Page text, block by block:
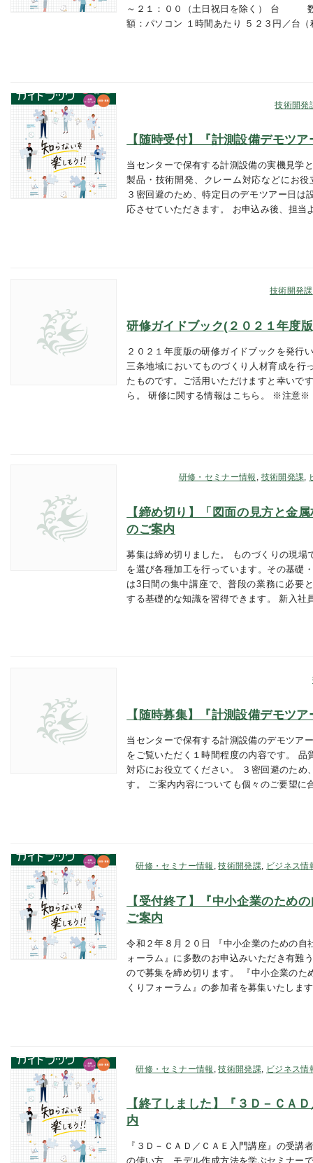
～２１：００（土日祝日を除く） 台 数
額：パソコン １時間あたり ５２３円
技術開発
【随時受付】『計測設備デモツ
当センターで保有する計測設備の実機見学
製品・技術開発、クレーム対応などに
３密回避のため、特定日のデモツアー日は
応させていただきます。 お申込み後、担当
技術開発課
研修ガイドブック(２０２１年度
２０２１年度版の研修ガイドブックを発行
三条地域においてものづくり人材育成を行
たものです。ご活用いただけますと幸いで
ら。 研修に関する情報はこちら。 ※注意※
研修・セミナー情報 技術開発課
【締め切り】「図面の見方と金
のご案内
募集は締め切りました。 ものづくりの現場
を選び各種加工を行っています。その基礎
は3日間の集中講座で、普段の業務に必要
する基礎的な知識を習得できます。 新入社
【随時募集】『計測設備デモツ
当センターで保有する計測設備のデモツア
をご覧いただく１時間程度の内容です。 品
対応にお役立てください。 ３密回避のため
す。 ご案内内容についても個々のご要望に
研修・セミナー情報 ,技術開発課 ビジネス情
【受付終了】『中小企業のため
ご案内
令和２年８月２０日 『中小企業のための自
ォーラム』に多数のお申込みいただき有難
ので募集を締め切ります。 『中小企業のた
くりフォーラム』の参加者を募集いたしま
研修・セミナー情報 ,技術開発課 ビジネス情
【終了しました】『３Ｄ－ＣＡ
内
『３Ｄ－ＣＡＤ／ＣＡＥ入門講座』の受講
の使い方、モデル作成方法を学ぶセミナー